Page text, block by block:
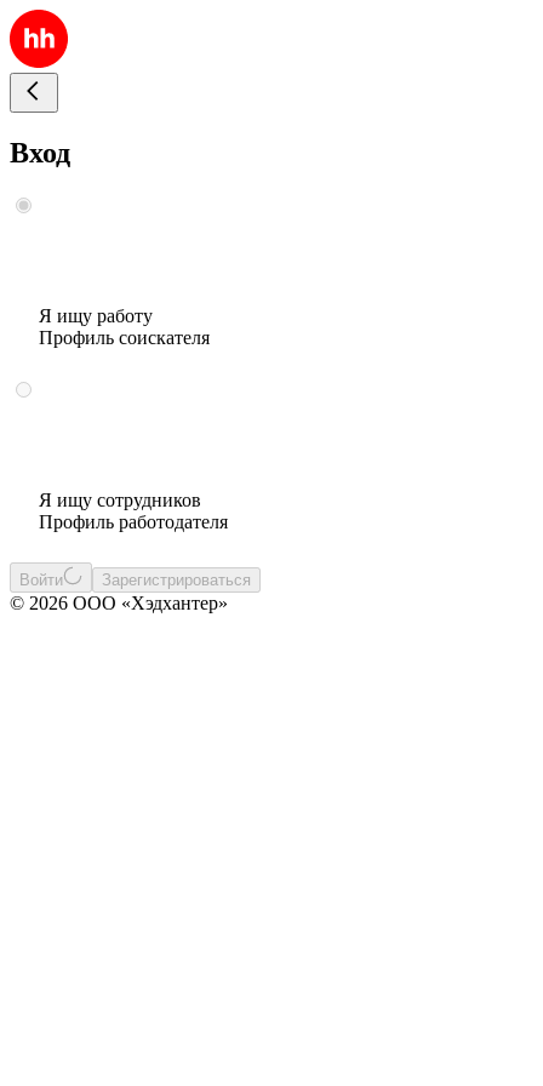
Вход
Я ищу работу
Профиль соискателя
Я ищу сотрудников
Профиль работодателя
Войти Зарегистрироваться
© 2026 ООО «Хэдхантер»